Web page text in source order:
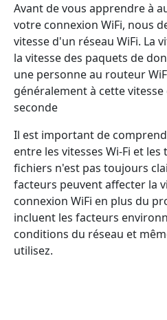
Avant de vous apprendre à
votre connexion WiFi, nous
vitesse d'un réseau WiFi. La
la vitesse des paquets de
une personne au routeur
généralement à cette
seconde
Il est important de
entre les vitesses Wi-Fi et
fichiers n'est pas toujours
facteurs peuvent affecter la
connexion WiFi en plus du
incluent les facteurs
conditions du réseau et
utilisez.